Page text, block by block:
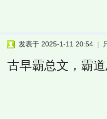
发表于 2025-1-11 20:54 |
古早霸总文，霸